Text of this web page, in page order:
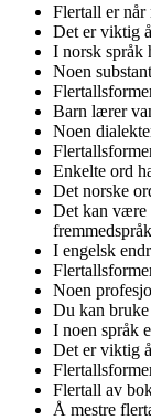
Flertall er når
Det er viktig
I norsk språk
Noen
Barn lærer
Noen
Enkelte ord
Det norske
Det kan være
I engelsk
Noen
Du kan
I noen språk
Det er viktig
Flertall av
Å mestre